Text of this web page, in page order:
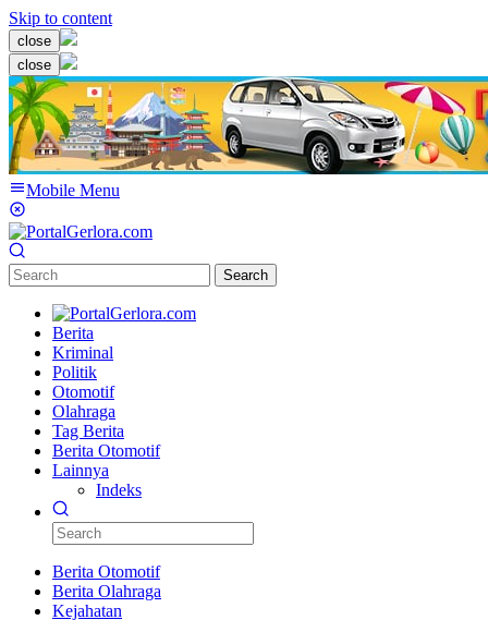
Skip to content
close
close
Mobile Menu
Search
Berita
Kriminal
Politik
Otomotif
Olahraga
Tag Berita
Berita Otomotif
Lainnya
Indeks
Berita Otomotif
Berita Olahraga
Kejahatan